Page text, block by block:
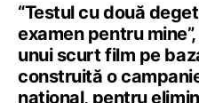
“Testul cu două
examen pentru
unui scurt film pe
construită o
național, pentru